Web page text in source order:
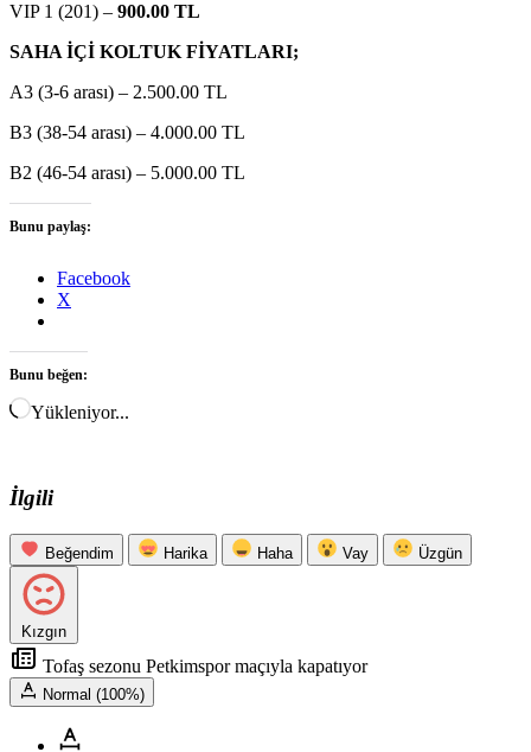
VIP 1 (201) – 900.00 TL
SAHA İÇİ KOLTUK FİYATLARI;
A3 (3-6 arası) – 2.500.00 TL
B3 (38-54 arası) – 4.000.00 TL
B2 (46-54 arası) – 5.000.00 TL
Bunu paylaş:
Facebook
X
Bunu beğen:
Yükleniyor...
İlgili
Beğendim Harika Haha Vay Üzgün
Kızgın
Tofaş sezonu Petkimspor maçıyla kapatıyor
Normal (100%)